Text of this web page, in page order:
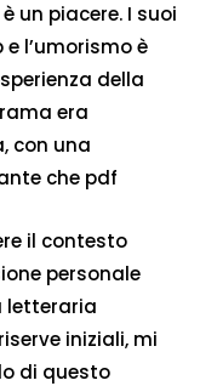
un piacere. I suoi
l’umorismo è
della
era
con una
che pdf
il contesto
personale
letteraria
iniziali, mi
di questo